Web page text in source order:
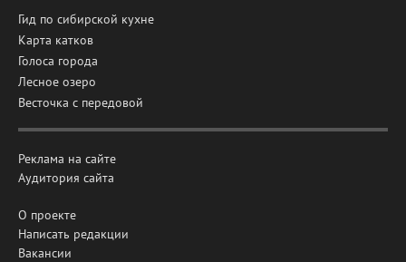
Гид по сибирской кухне
Карта катков
Голоса города
Лесное озеро
Весточка с передовой
Реклама на сайте
Аудитория сайта
О проекте
Написать редакции
Вакансии